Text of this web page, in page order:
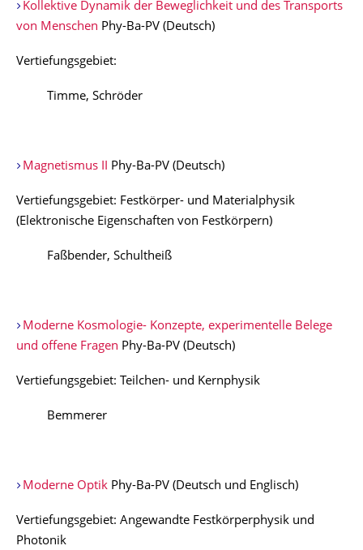
Kollektive Dynamik der Beweglichkeit und des Transports
von Menschen Phy-Ba-PV (Deutsch)
Vertiefungsgebiet:
Timme, Schröder
Magnetismus II Phy-Ba-PV (Deutsch)
Vertiefungsgebiet: Festkörper- und Materialphysik
(Elektronische Eigenschaften von Festkörpern)
Faßbender, Schultheiß
Moderne Kosmologie- Konzepte, experimentelle Belege
und offene Fragen Phy-Ba-PV (Deutsch)
Vertiefungsgebiet: Teilchen- und Kernphysik
Bemmerer
Moderne Optik Phy-Ba-PV (Deutsch und Englisch)
Vertiefungsgebiet: Angewandte Festkörperphysik und
Photonik